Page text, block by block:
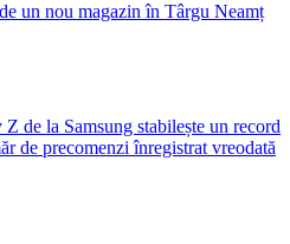
un nou magazin în Târgu Neamț
Z de la Samsung stabilește un record
de precomenzi înregistrat vreodată